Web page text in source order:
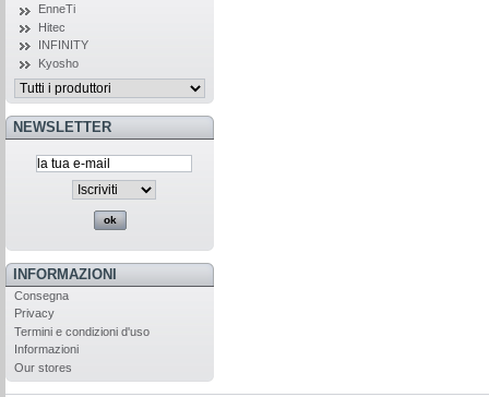
EnneTi
Hitec
INFINITY
Kyosho
NEWSLETTER
INFORMAZIONI
Consegna
Privacy
Termini e condizioni d'uso
Informazioni
Our stores